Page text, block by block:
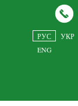
РУС
УКР
ENG